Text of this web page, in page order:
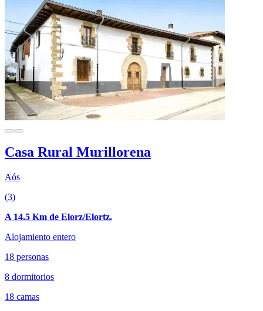
Casa Rural Murillorena
Aós
(3)
A 14.5 Km de Elorz/Elortz.
Alojamiento entero
18 personas
8 dormitorios
18 camas